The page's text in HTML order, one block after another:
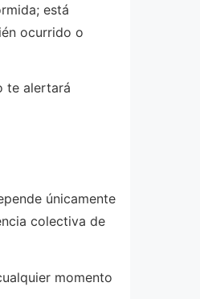
está
ocurrido o
te alertará
únicamente
colectiva de
momento